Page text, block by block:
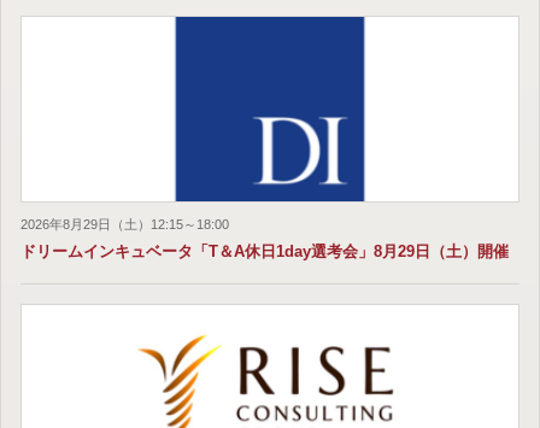
2026年8月29日（土）12:15～18:00
ドリームインキュベータ「T＆A休日1day選考会」8月29日（土）開催